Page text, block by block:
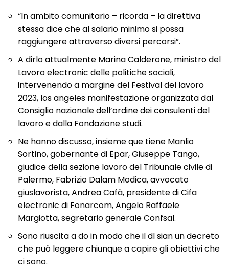
“In ambito comunitario – ricorda – la direttiva
stessa dice che al salario minimo si possa
raggiungere attraverso diversi percorsi”.
A dirlo attualmente Marina Calderone, ministro del
Lavoro electronic delle politiche sociali,
intervenendo a margine del Festival del lavoro
2023, los angeles manifestazione organizzata dal
Consiglio nazionale dell’ordine dei consulenti del
lavoro e dalla Fondazione studi.
Ne hanno discusso, insieme que tiene Manlio
Sortino, gobernante di Epar, Giuseppe Tango,
giudice della sezione lavoro del Tribunale civile di
Palermo, Fabrizio Dalam Modica, avvocato
giuslavorista, Andrea Cafà, presidente di Cifa
electronic di Fonarcom, Angelo Raffaele
Margiotta, segretario generale Confsal.
Sono riuscita a do in modo che il dl sian un decreto
che può leggere chiunque a capire gli obiettivi che
ci sono.